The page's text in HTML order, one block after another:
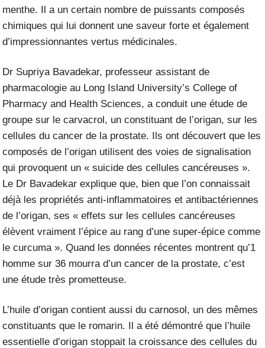
menthe. Il a un certain nombre de puissants composés
chimiques qui lui donnent une saveur forte et également
d’impressionnantes vertus médicinales.
Dr Supriya Bavadekar, professeur assistant de
pharmacologie au Long Island University’s College of
Pharmacy and Health Sciences, a conduit une étude de
groupe sur le carvacrol, un constituant de l’origan, sur les
cellules du cancer de la prostate. Ils ont découvert que les
composés de l’origan utilisent des voies de signalisation
qui provoquent un « suicide des cellules cancéreuses ».
Le Dr Bavadekar explique que, bien que l’on connaissait
déjà les propriétés anti-inflammatoires et antibactériennes
de l’origan, ses « effets sur les cellules cancéreuses
élèvent vraiment l’épice au rang d’une super-épice comme
le curcuma ». Quand les données récentes montrent qu’1
homme sur 36 mourra d’un cancer de la prostate, c’est
une étude très prometteuse.
L’huile d’origan contient aussi du carnosol, un des mêmes
constituants que le romarin. Il a été démontré que l’huile
essentielle d’origan stoppait la croissance des cellules du